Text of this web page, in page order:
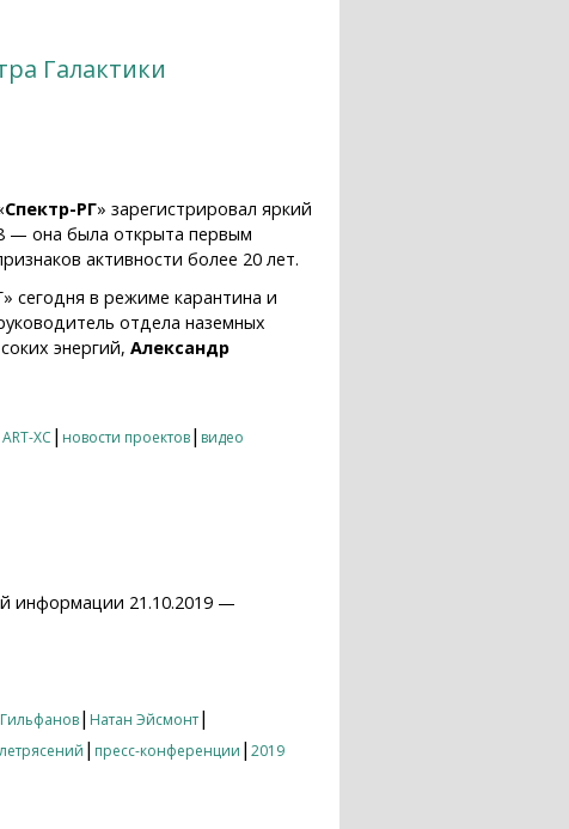
Галактики
Спектр-РГ» зарегистрировал яркий
— она была открыта первым
активности более 20 лет.
сегодня в режиме карантина и
отдела наземных
энергий, Александр
ART-XC | новости проектов| видео
информации 21.10.2019 —
| Натан Эйсмонт|
| пресс-конференции | 2019